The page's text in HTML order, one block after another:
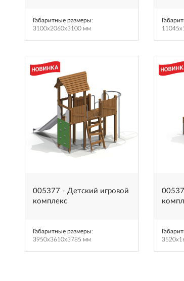
Габаритные размеры:
3100x2060x3100 мм
005377 - Детский игровой
комплекс
Габаритные размеры:
3950x3610x3785 мм